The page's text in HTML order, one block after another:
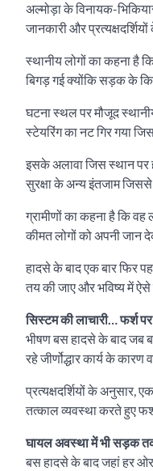
अल्मोड़ा के विनायक-
जानकारी और
स्थानीय लोगों का कहना है
बिगड़ गई क्योंकि सड़क के
घटना स्थल पर मौजूद
स्टेयरिंग का नट गिर गया
इसके अलावा जिस स्थान पर
सुरक्षा के अन्य इंतजाम
ग्रामीणों का कहना है कि
कीमत लोगों को अपनी जान
हादसे के बाद एक बार फिर
तय की जाए और भविष्य में
सिस्टम की लाचारी… फर्श पर
भीषण बस हादसे के बाद जब
रहे जीर्णोद्धार कार्य के
प्रत्यक्षदर्शियों के
तत्काल व्यवस्था करते हुए
घायल अवस्था में भी सड़क
बस हादसे के बाद जहां हर